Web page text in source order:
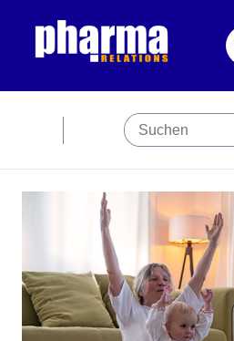
Premiumpartner
Jubiläum
Newsletter